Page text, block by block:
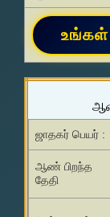
ஆண்
ஜாதகர் பெயர் :
ஆண் பிறந்த
தேதி